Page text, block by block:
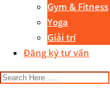
Gym & Fitness
Yoga
Giải trí
Đăng ký tư vấn